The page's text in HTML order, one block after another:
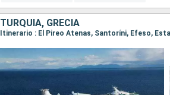
TURQUÍA, GRECIA
Itinerario : El Pireo Atenas, Santoríni, Efeso,